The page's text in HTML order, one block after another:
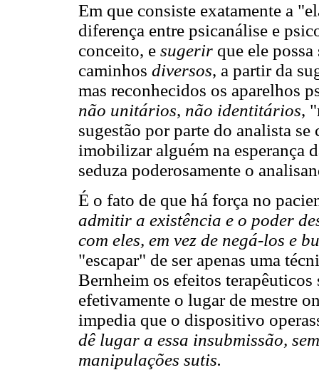
Em que consiste exatamente a
diferença entre psicanálise e
conceito, e sugerir que ele
caminhos diversos, a partir da
mas reconhecidos os aparelhos
não unitários, não identitários,
sugestão por parte do analista
imobilizar alguém na esperança
seduza poderosamente o
É o fato de que há força no
admitir a existência e o poder
com eles, em vez de negá-los e
"escapar" de ser apenas uma
Bernheim os efeitos
efetivamente o lugar de mestre
impedia que o dispositivo
dê lugar a essa insubmissão,
manipulações sutis.